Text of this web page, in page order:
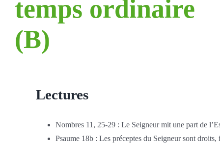
temps ordinaire
(B)
Lectures
Nombres 11, 25-29 : Le Seigneur mit une part de
Psaume 18b : Les préceptes du Seigneur sont